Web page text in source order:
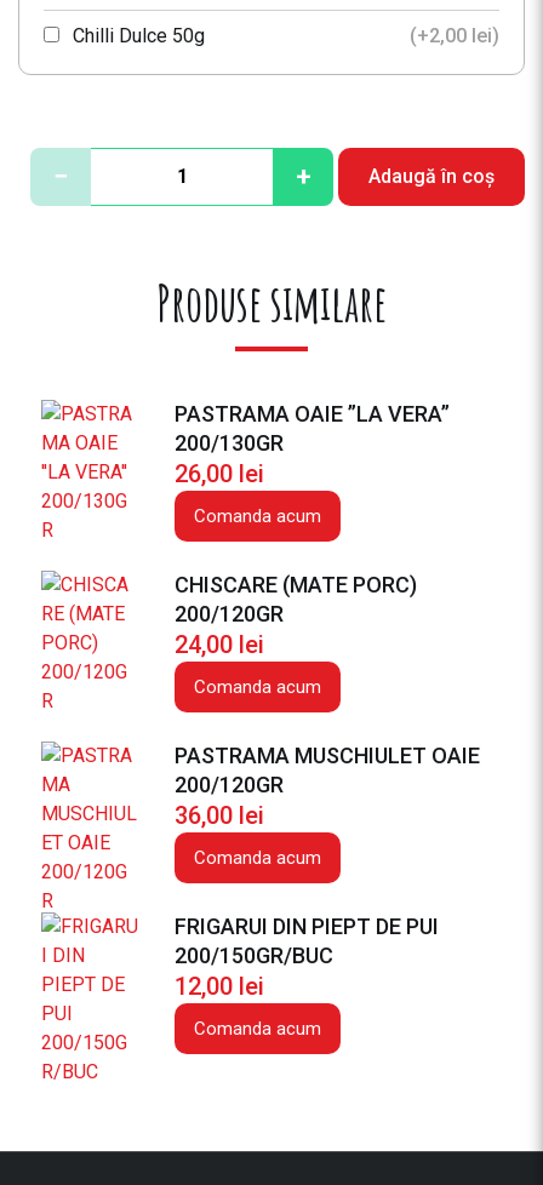
Chilli Dulce 50g (+2,00 lei)
C
− + Adaugă în coș
Produse similare
PASTRAMA OAIE ”LA VERA”
200/130GR
26,00 lei
Comanda acum
CHISCARE (MATE PORC)
200/120GR
24,00 lei
Comanda acum
PASTRAMA MUSCHIULET OAIE
200/120GR
36,00 lei
Comanda acum
FRIGARUI DIN PIEPT DE PUI
200/150GR/BUC
12,00 lei
Comanda acum